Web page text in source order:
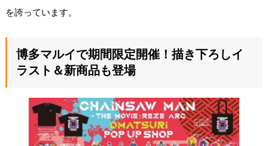
を誇っています。
博多マルイで期間限定開催！描き下ろしイ
ラスト＆新商品も登場